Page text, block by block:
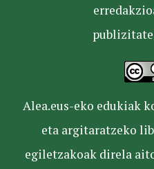
Alea.eus-eko edukiak
eta argitaratzeko
egiletzakoak direla